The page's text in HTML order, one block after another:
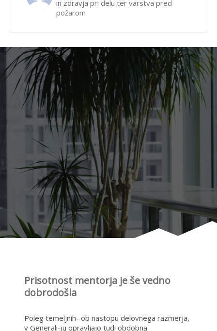
in zdravja pri delu ter varstva pred
požarom
#}
Prisotnost mentorja je še vedno
dobrodošla
Poleg temeljnih- ob nastopu delovnega razmerja,
v Generali-ju opravljajo tudi obdobna